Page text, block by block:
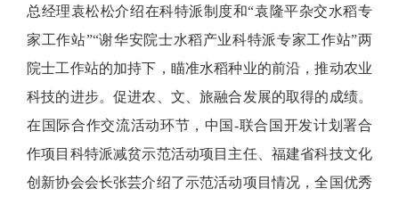
总经理袁松松介绍在科特派制度和“袁隆平杂交水稻专
家工作站”“谢华安院士水稻产业科特派专家工作站”两
院士工作站的加持下，瞄准水稻种业的前沿，推动农业
科技的进步。促进农、文、旅融合发展的取得的成绩。
在国际合作交流活动环节，中国-联合国开发计划署合
作项目科特派减贫示范活动项目主任、福建省科技文化
创新协会会长张芸介绍了示范活动项目情况，全国优秀